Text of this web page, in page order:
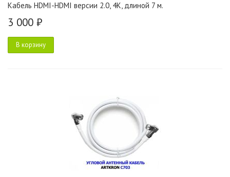
Кабель HDMI-HDMI версии 2.0, 4K, длиной 7 м.
3 000 ₽
В корзину